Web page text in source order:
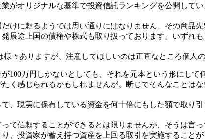
がオリジナルな基準で投資信託ランキングを公開して
けに頼るようでは思い通りにはなりません。その商品
展途上国の債権や株式も取り扱っております。いずれ
々ありますが、注意してほしいのは正直なところ個人
100万円しかないとしても、それを元本という形にして
く感じられるかもしれませんが、断じてそんなことは
、現実に保有している資金を何十倍にもした額で取り
て信頼することができるとは限りませんが、そうは言
、投資家が蓄え持つ資産を上回る取引を実施すること